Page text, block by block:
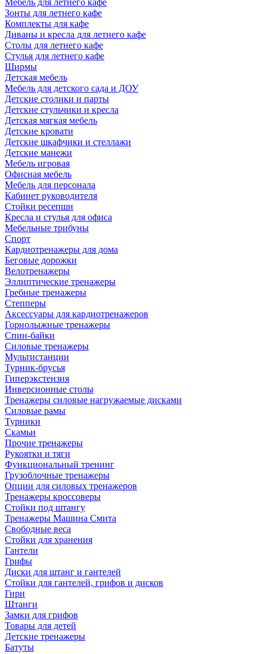
Мебель для летнего кафе
Зонты для летнего кафе
Комплекты для кафе
Диваны и кресла для летнего кафе
Столы для летнего кафе
Стулья для летнего кафе
Ширмы
Детская мебель
Мебель для детского сада и ДОУ
Детские столики и парты
Детские стульчики и кресла
Детская мягкая мебель
Детские кровати
Детские шкафчики и стеллажи
Детские манежи
Мебель игровая
Офисная мебель
Мебель для персонала
Кабинет руководителя
Стойки ресепшн
Кресла и стулья для офиса
Мебельные трибуны
Спорт
Кардиотренажеры для дома
Беговые дорожки
Велотренажеры
Эллиптические тренажеры
Гребные тренажеры
Степперы
Аксессуары для кардиотренажеров
Горнолыжные тренажеры
Спин-байки
Силовые тренажеры
Мультистанции
Турник-брусья
Гиперэкстензия
Инверсионные столы
Тренажеры силовые нагружаемые дисками
Силовые рамы
Турники
Скамьи
Прочие тренажеры
Рукоятки и тяги
Функциональный тренинг
Грузоблочные тренажеры
Опции для силовых тренажеров
Тренажеры кроссоверы
Стойки под штангу
Тренажеры Машина Смита
Свободные веса
Стойки для хранения
Гантели
Грифы
Диски для штанг и гантелей
Стойки для гантелей, грифов и дисков
Гири
Штанги
Замки для грифов
Товары для детей
Детские тренажеры
Батуты